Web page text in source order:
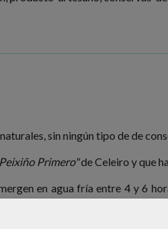
sin ningún tipo de de
Primero"de Celeiro y que
en agua fría entre 4 y 6
Se consigue de esta forma,
de la carne se contraigan y